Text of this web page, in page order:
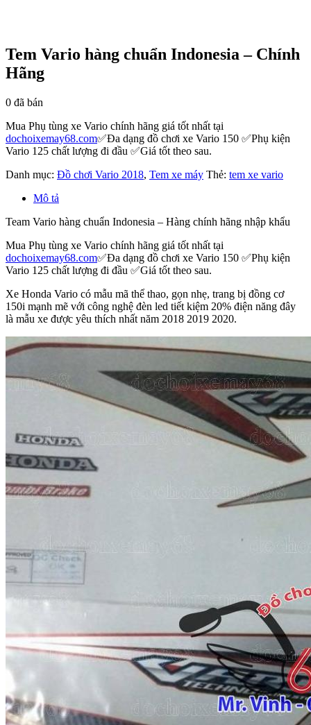
Tem Vario hàng chuẩn Indonesia – Chính
Hãng
0 đã bán
Mua Phụ tùng xe Vario chính hãng giá tốt nhất tại
dochoixemay68.com✅Đa dạng đồ chơi xe Vario 150 ✅Phụ kiện
Vario 125 chất lượng đi đầu ✅Giá tốt theo sau.
Danh mục: Đồ chơi Vario 2018, Tem xe máy Thẻ: tem xe vario
Mô tả
Team Vario hàng chuẩn Indonesia – Hàng chính hãng nhập khẩu
Mua Phụ tùng xe Vario chính hãng giá tốt nhất tại
dochoixemay68.com✅Đa dạng đồ chơi xe Vario 150 ✅Phụ kiện
Vario 125 chất lượng đi đầu ✅Giá tốt theo sau.
Xe Honda Vario có mẫu mã thể thao, gọn nhẹ, trang bị đồng cơ
150i mạnh mẽ với công nghệ đèn led tiết kiệm 20% điện năng đây
là mẫu xe được yêu thích nhất năm 2018 2019 2020.